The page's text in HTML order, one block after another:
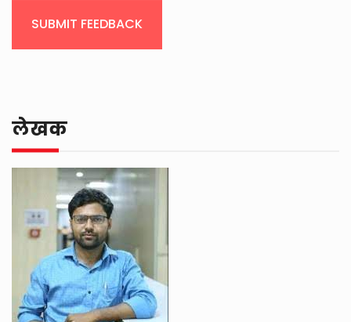
SUBMIT FEEDBACK
लेखक